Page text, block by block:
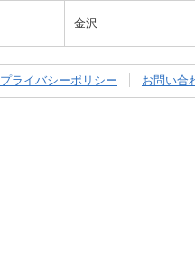
金沢
プライバシーポリシー お問い合